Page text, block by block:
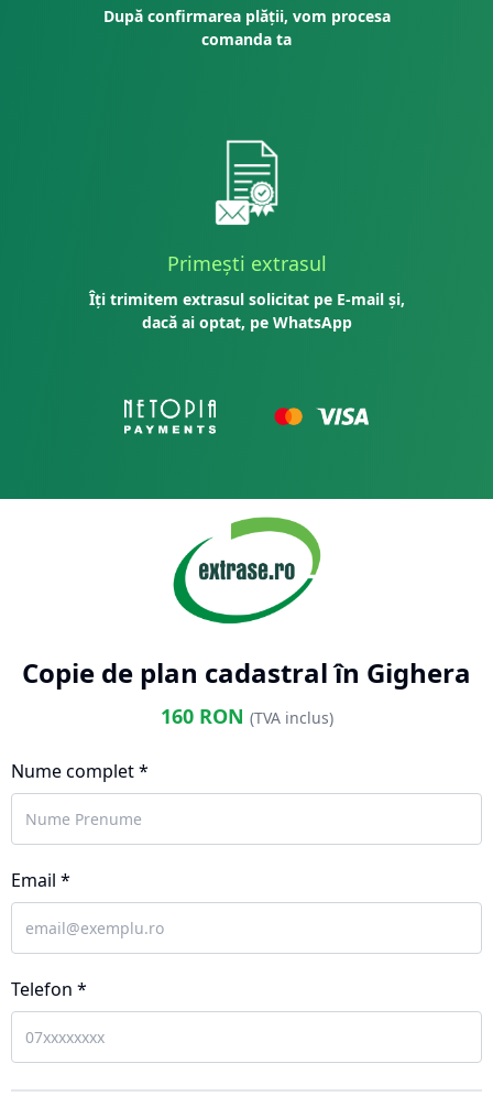
După confirmarea plății, vom procesa
comanda ta
Primești extrasul
Îți trimitem extrasul solicitat pe E-mail și,
dacă ai optat, pe WhatsApp
Copie de plan cadastral în Gighera
160RON (TVA inclus)
Nume complet *
Email *
Telefon *